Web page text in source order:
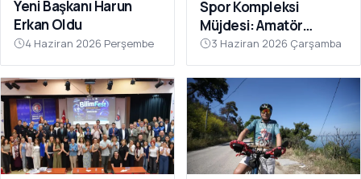
Yeni Başkanı Harun
Erkan Oldu
4 Haziran 2026 Perşembe
Spor Kompleksi
Müjdesi: Amatör
Kulüplerin Beklediği
Yatırım Hayata Geçiyor
3 Haziran 2026 Çarşamba